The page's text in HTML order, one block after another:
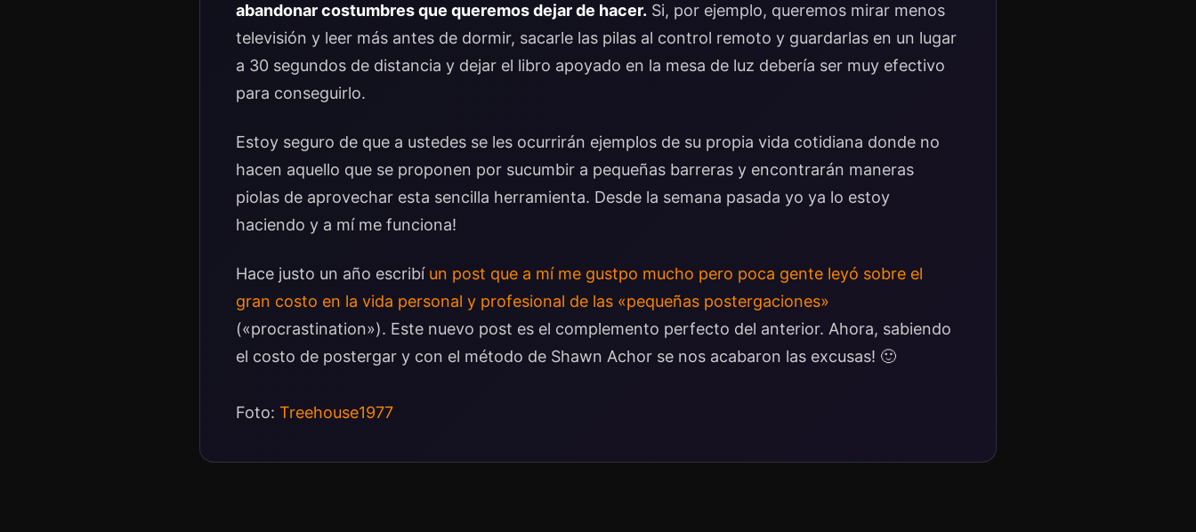
abandonar costumbres que queremos dejar de hacer. Si, por ejemplo, queremos mirar menos
televisión y leer más antes de dormir, sacarle las pilas al control remoto y guardarlas en un lugar
a 30 segundos de distancia y dejar el libro apoyado en la mesa de luz debería ser muy efectivo
para conseguirlo.
Estoy seguro de que a ustedes se les ocurrirán ejemplos de su propia vida cotidiana donde no
hacen aquello que se proponen por sucumbir a pequeñas barreras y encontrarán maneras
piolas de aprovechar esta sencilla herramienta. Desde la semana pasada yo ya lo estoy
haciendo y a mí me funciona!
Hace justo un año escribí un post que a mí me gustpo mucho pero poca gente leyó sobre el
gran costo en la vida personal y profesional de las «pequeñas postergaciones»
(«procrastination»). Este nuevo post es el complemento perfecto del anterior. Ahora, sabiendo
el costo de postergar y con el método de Shawn Achor se nos acabaron las excusas! 🙂
Foto: Treehouse1977